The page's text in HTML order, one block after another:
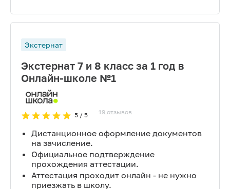
Экстернат
Экстернат 7 и 8 класс за 1 год в
Онлайн-школе №1
5/ 5 19 отзывов
Дистанционное оформление документов
на зачисление.
Официальное подтверждение
прохождения аттестации.
Аттестация проходит онлайн - не нужно
приезжать в школу.